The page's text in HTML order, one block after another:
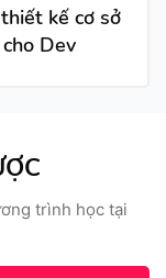
kế cơ sở
Dev
trình học tại